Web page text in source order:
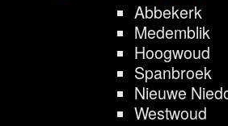
Abbekerk
Medemblik
Hoogwoud
Spanbroek
Nieuwe
Westwoud